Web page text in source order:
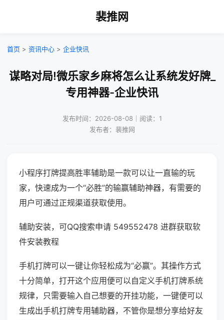
裴推网
首页 > 资讯中心 > 企业快讯
谋略对局!微乐家乡麻将怎么让系统发好牌_
专用神器-企业快讯
发布时间：2026-08-08｜阅读：1
发布者：裴推网
小程序打牌提高胜率辅助是一款可以让一直输的玩
家，快速成为一个“必胜”的输赢辅助神器，有需要的
用户可通过正规渠道获取使用。
辅助安装，可QQ搜索申请 549552478 进群获取软
件安装教程
手机打牌可以一键让你轻松成为“必赢”。其操作方式
十分简单，打开这个应用便可以自定义手机打牌系统
规律，只需要输入自己想要的开挂功能，一键便可以
生成出手机打牌专用辅助器，不管你是想分享给好友